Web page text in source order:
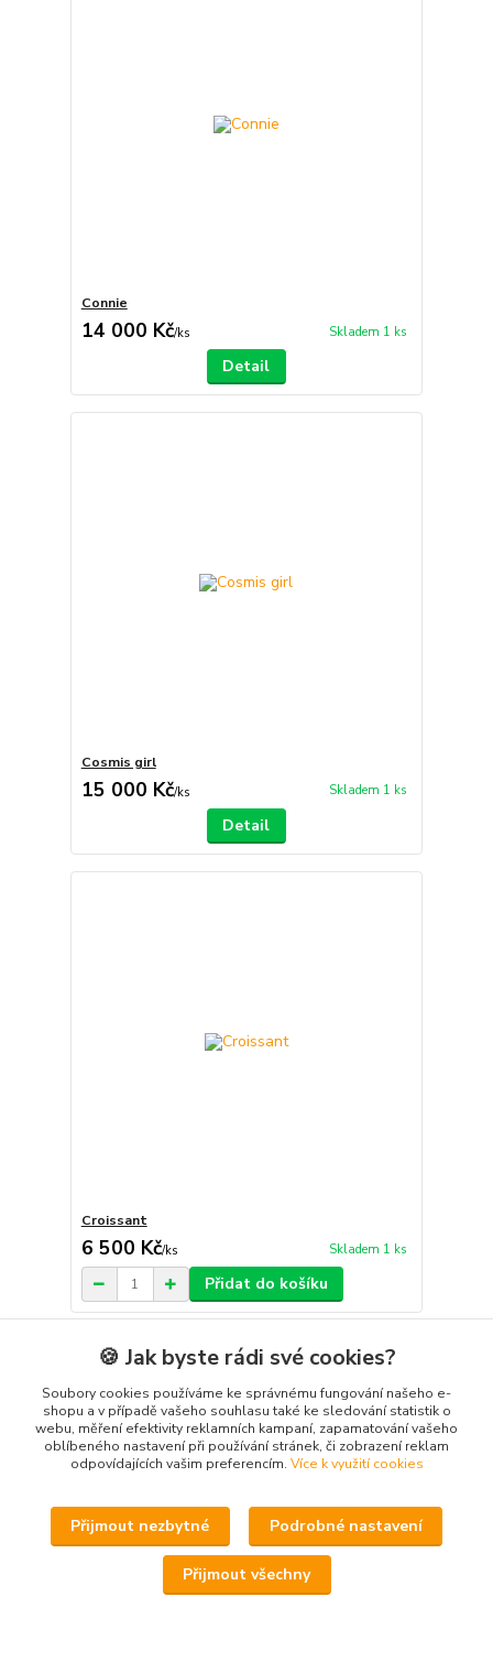
Connie
14 000 Kč/ks Skladem 1 ks
Detail
Cosmis girl
15 000 Kč/ks Skladem 1 ks
Detail
Croissant
6 500 Kč/ks Skladem 1 ks
Přidat do košíku
🍪 Jak byste rádi své cookies?
Soubory cookies používáme ke správnému fungování našeho e-
shopu a v případě vašeho souhlasu také ke sledování statistik o
webu, měření efektivity reklamních kampaní, zapamatování vašeho
oblíbeného nastavení při používání stránek, či zobrazení reklam
odpovídajících vašim preferencím. Více k využití cookies
Přijmout nezbytné Podrobné nastavení
Přijmout všechny